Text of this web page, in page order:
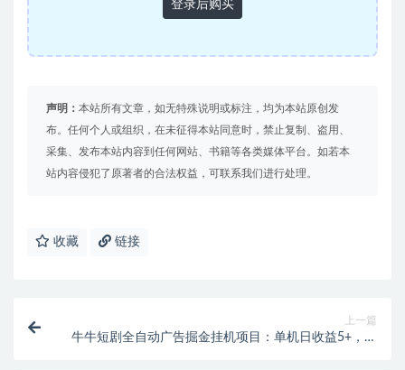
登录后购买
声明： 本站所有文章，如无特殊说明或标注，均为本站原创发
布。任何个人或组织，在未征得本站同意时，禁止复制、盗用、
采集、发布本站内容到任何网站、书籍等各类媒体平台。如若本
站内容侵犯了原著者的合法权益，可联系我们进行处理。
收藏 链接
上一篇
牛牛短剧全自动广告掘金挂机项目：单机日收益5+，永